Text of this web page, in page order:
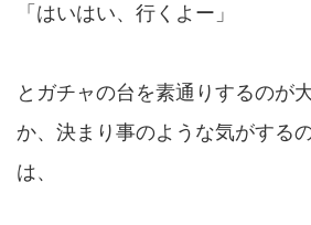
「はいはい、行くよー」
とガチャの台を素通りするのが
か、決まり事のような気がする
は、